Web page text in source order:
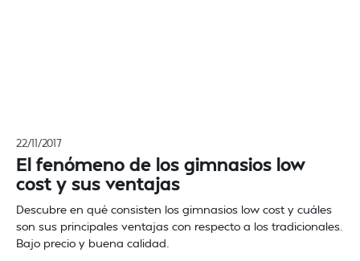
22/11/2017
El fenómeno de los gimnasios low
cost y sus ventajas
Descubre en qué consisten los gimnasios low cost y cuáles
son sus principales ventajas con respecto a los tradicionales.
Bajo precio y buena calidad.